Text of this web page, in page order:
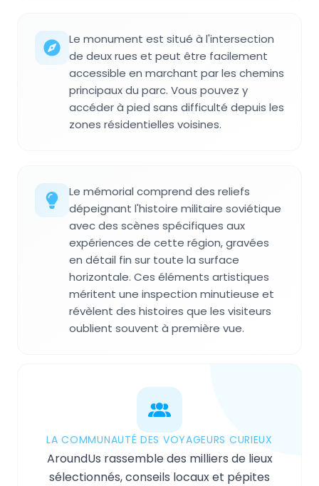
Le monument est situé à l'intersection
de deux rues et peut être facilement
accessible en marchant par les chemins
principaux du parc. Vous pouvez y
accéder à pied sans difficulté depuis les
zones résidentielles voisines.
Le mémorial comprend des reliefs
dépeignant l'histoire militaire soviétique
avec des scènes spécifiques aux
expériences de cette région, gravées
en détail fin sur toute la surface
horizontale. Ces éléments artistiques
méritent une inspection minutieuse et
révèlent des histoires que les visiteurs
oublient souvent à première vue.
LA COMMUNAUTÉ DES VOYAGEURS CURIEUX
AroundUs rassemble des milliers de lieux
sélectionnés, conseils locaux et pépites